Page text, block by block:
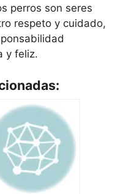
perros son seres
respeto y cuidado,
y feliz.